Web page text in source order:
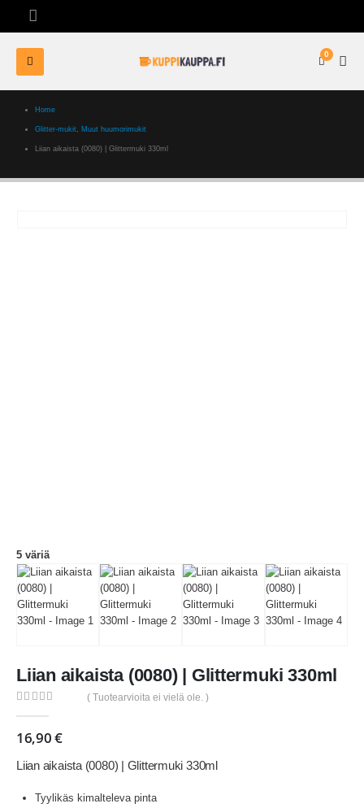
0
Home
Glitter-mukit, Muut huumorimukit
Liian aikaista (0080) | Glittermuki 330ml
5 väriä
Liian aikaista (0080) | Glittermuki 330ml
( Tuotearvioita ei vielä ole. )
16,90€
Liian aikaista (0080) | Glittermuki 330ml
Tyylikäs kimalteleva pinta